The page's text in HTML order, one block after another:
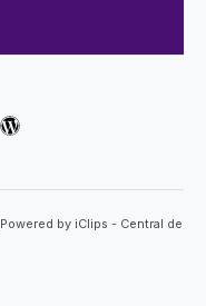
by iClips - Central de